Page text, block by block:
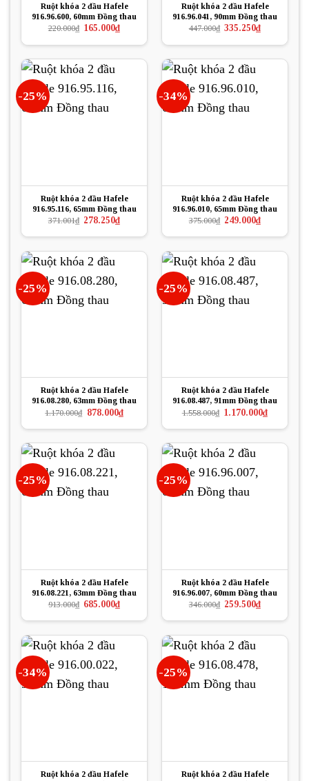
Ruột khóa 2 đầu Hafele
916.96.600, 60mm Đồng thau
220.000₫ Giá
là:
165.000₫Giá
hiện
tại
165.000₫.
Ruột khóa 2 đầu Hafele
916.96.041, 90mm Đồng thau
447.000₫ Giá
là:
335.250₫Giá
hiện
tại
335.250₫.
-25%
Ruột khóa 2 đầu Hafele
916.95.116, 65mm Đồng thau
371.001₫ Giá
là:
278.250₫Giá
hiện
tại
278.250₫.
-34%
Ruột khóa 2 đầu Hafele
916.96.010, 65mm Đồng thau
375.000₫ Giá
là:
249.000₫Giá
hiện
tại
249.000₫.
-25%
Ruột khóa 2 đầu Hafele
916.08.280, 63mm Đồng thau
1.170.000₫ Giá
là:
878.000₫Giá
hiện
tại
878.000₫.
-25%
Ruột khóa 2 đầu Hafele
916.08.487, 91mm Đồng thau
1.558.000₫ Giá
là:
1.170.000₫Giá
hiện
tại
1.170.000₫.
-25%
Ruột khóa 2 đầu Hafele
916.08.221, 63mm Đồng thau
913.000₫ Giá
là:
685.000₫Giá
hiện
tại
685.000₫.
-25%
Ruột khóa 2 đầu Hafele
916.96.007, 60mm Đồng thau
346.000₫ Giá
là:
259.500₫Giá
hiện
tại
259.500₫.
-34%
Ruột khóa 2 đầu Hafele
-25%
Ruột khóa 2 đầu Hafele